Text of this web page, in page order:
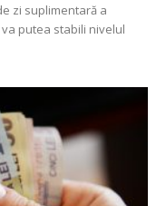
zi suplimentară a
putea stabili nivelul